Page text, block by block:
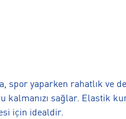
spor yaparken rahatlık ve
kalmanızı sağlar. Elastik
için idealdir.